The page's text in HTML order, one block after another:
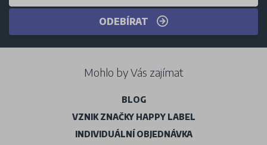
ODEBÍRAT
Mohlo by Vás zajímat
BLOG
VZNIK ZNAČKY HAPPY LABEL
INDIVIDUÁLNÍ OBJEDNÁVKA